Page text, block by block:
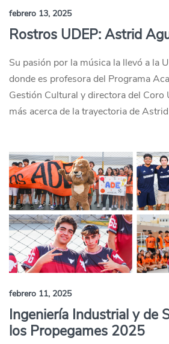
febrero 13, 2025
Rostros UDEP: Astrid
Su pasión por la música la llevó a la
donde es profesora del Programa
Gestión Cultural y directora del Coro
más acerca de la trayectoria de
febrero 11, 2025
Ingeniería Industrial y de
los Propegames 2025